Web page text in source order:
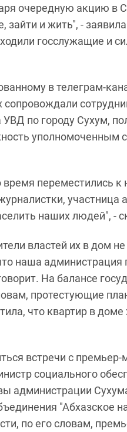
очередную акцию в
и жить", -
госслужащие и
в телеграм-
сопровождали
по городу Сухум,
уполномоченным
время переместились
участница
наших людей", -
властей их в дом
наша
На балансе
протестующие
что квартир в
встречи с
социального
администрации
"Абхазское
по его словам,